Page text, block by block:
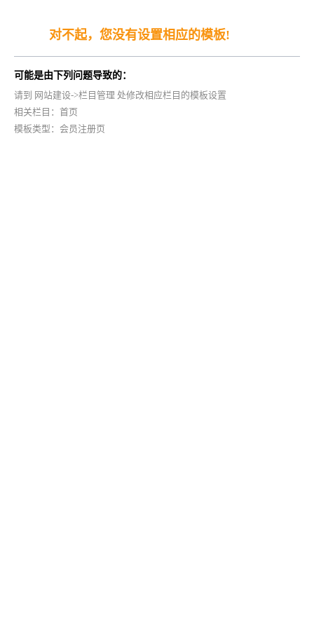
对不起，您没有设置相应的模板!
可能是由下列问题导致的：
请到 网站建设->栏目管理 处修改相应栏目的模板设置
相关栏目：首页
模板类型：会员注册页